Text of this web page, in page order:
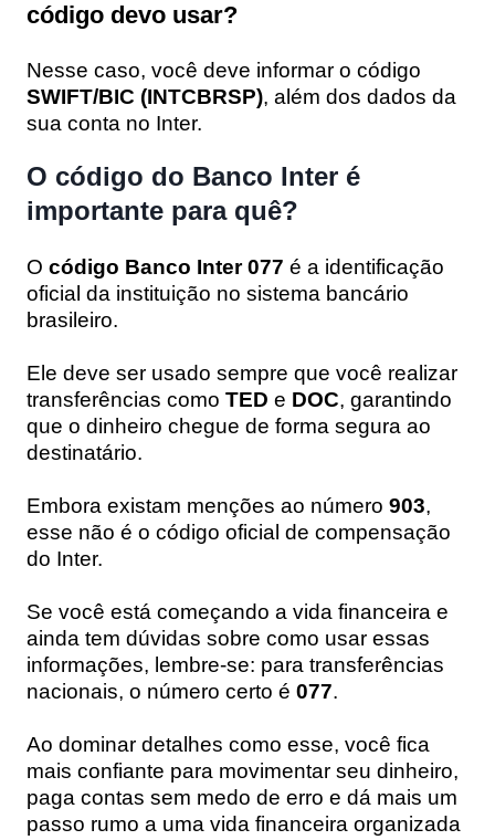
código devo usar?
Nesse caso, você deve informar o código
SWIFT/BIC (INTCBRSP), além dos dados da
sua conta no Inter.
O código do Banco Inter é
importante para quê?
O código Banco Inter 077 é a identificação
oficial da instituição no sistema bancário
brasileiro.
Ele deve ser usado sempre que você realizar
transferências como TED e DOC, garantindo
que o dinheiro chegue de forma segura ao
destinatário.
Embora existam menções ao número 903,
esse não é o código oficial de compensação
do Inter.
Se você está começando a vida financeira e
ainda tem dúvidas sobre como usar essas
informações, lembre-se: para transferências
nacionais, o número certo é 077.
Ao dominar detalhes como esse, você fica
mais confiante para movimentar seu dinheiro,
paga contas sem medo de erro e dá mais um
passo rumo a uma vida financeira organizada